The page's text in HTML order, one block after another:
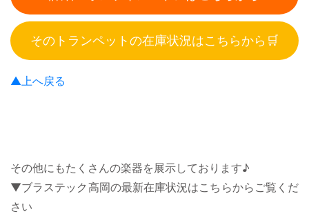
そのトランペットの在庫状況はこちらから🛒
▲上へ戻る
その他にもたくさんの楽器を展示しております♪
▼ブラステック高岡の最新在庫状況はこちらからご覧くだ
さい